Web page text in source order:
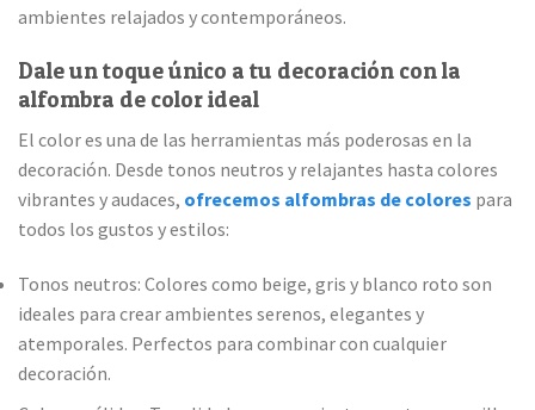
ambientes relajados y contemporáneos.
Dale un toque único a tu decoración con la
alfombra de color ideal
El color es una de las herramientas más poderosas en la
decoración. Desde tonos neutros y relajantes hasta colores
vibrantes y audaces, ofrecemos alfombras de colores para
todos los gustos y estilos:
Tonos neutros: Colores como beige, gris y blanco roto son
ideales para crear ambientes serenos, elegantes y
atemporales. Perfectos para combinar con cualquier
decoración.